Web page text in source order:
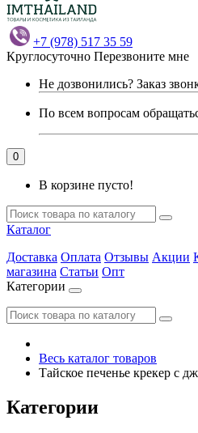
+7 (978) 517 35 59
Круглосуточно Перезвоните мне
Не дозвонились? Заказ
По всем вопросам
0
В корзине пусто!
Каталог
Доставка Оплата Отзывы Акции
магазина Статьи Опт
Категории
Весь каталог товаров
Тайское печенье крекер с
Категории